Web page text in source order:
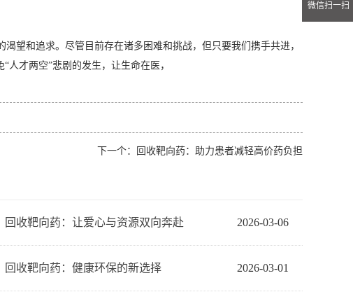
望和追求。尽管目前存在诸多困难和挑战，但只要我们携手共进，
人才两空”悲剧的发生，让生命在医，
下一个： 回收靶向药：助力患者减轻高价药负担
2026-03-06
回收靶向药：让爱心与资源双向奔赴
2026-03-01
回收靶向药：健康环保的新选择
微信扫一扫